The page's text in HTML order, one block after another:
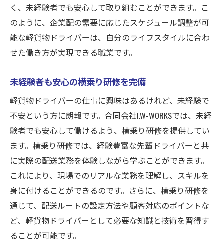
く、未経験者でも安心して取り組むことができます。こ
のように、企業配の需要に応じたスケジュール調整が可
能な軽貨物ドライバーは、自分のライフスタイルに合わ
せた働き方が実現できる職業です。
未経験者も安心の横乗り研修を完備
軽貨物ドライバーの仕事に興味はあるけれど、未経験で
不安という方に朗報です。合同会社I.W-WORKSでは、未経
験者でも安心して働けるよう、横乗り研修を提供してい
ます。横乗り研修では、経験豊富な先輩ドライバーと共
に実際の配送業務を体験しながら学ぶことができます。
これにより、現場でのリアルな業務を理解し、スキルを
身に付けることができるのです。さらに、横乗り研修を
通じて、配送ルートの設定方法や顧客対応のポイントな
ど、軽貨物ドライバーとして必要な知識と技術を習得す
ることが可能です。